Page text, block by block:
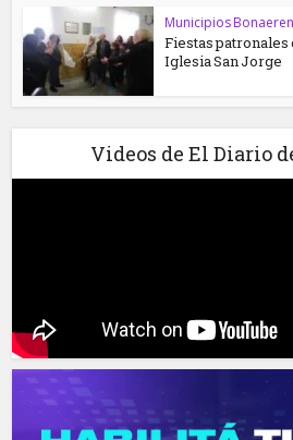
Municipios
Fiestas patronales
Iglesia San Jorge
Videos de El Diario